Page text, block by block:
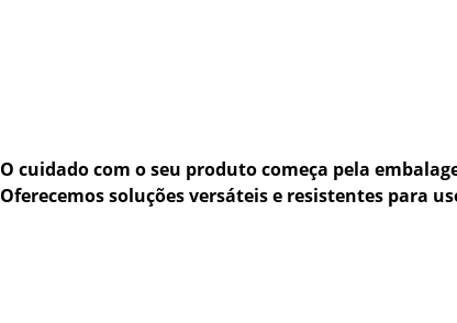
O cuidado com o seu produto começa pela
Oferecemos soluções versáteis e resistentes para